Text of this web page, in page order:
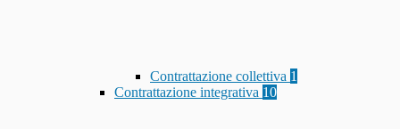
Contrattazione collettiva 1
Contrattazione integrativa 10